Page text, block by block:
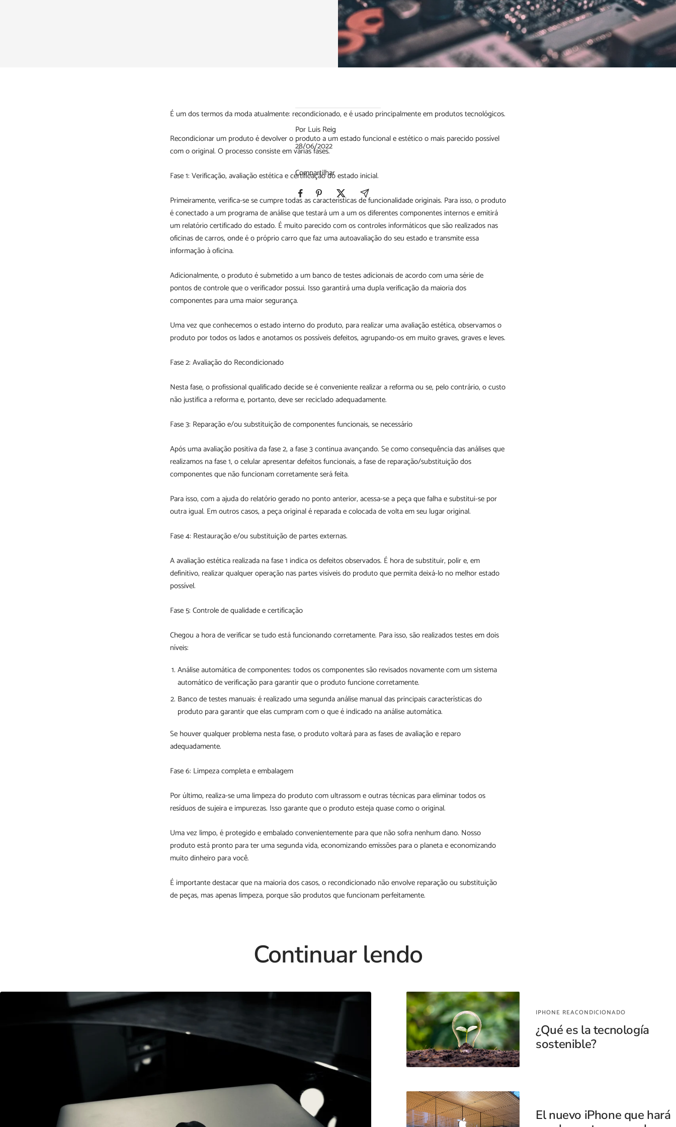
Por Luis Reig
28/06/2022
Compartilhar
É um dos termos da moda atualmente: recondicionado, e é usado principalmente em produtos tecnológicos.
Recondicionar um produto é devolver o produto a um estado funcional e estético o mais parecido possível
com o original. O processo consiste em várias fases.
Fase 1: Verificação, avaliação estética e certificação do estado inicial.
Primeiramente, verifica-se se cumpre todas as características de funcionalidade originais. Para isso, o produto
é conectado a um programa de análise que testará um a um os diferentes componentes internos e emitirá
um relatório certificado do estado. É muito parecido com os controles informáticos que são realizados nas
oficinas de carros, onde é o próprio carro que faz uma autoavaliação do seu estado e transmite essa
informação à oficina.
Adicionalmente, o produto é submetido a um banco de testes adicionais de acordo com uma série de
pontos de controle que o verificador possui. Isso garantirá uma dupla verificação da maioria dos
componentes para uma maior segurança.
Uma vez que conhecemos o estado interno do produto, para realizar uma avaliação estética, observamos o
produto por todos os lados e anotamos os possíveis defeitos, agrupando-os em muito graves, graves e leves.
Fase 2: Avaliação do Recondicionado
Nesta fase, o profissional qualificado decide se é conveniente realizar a reforma ou se, pelo contrário, o custo
não justifica a reforma e, portanto, deve ser reciclado adequadamente.
Fase 3: Reparação e/ou substituição de componentes funcionais, se necessário
Após uma avaliação positiva da fase 2, a fase 3 continua avançando. Se como consequência das análises que
realizamos na fase 1, o celular apresentar defeitos funcionais, a fase de reparação/substituição dos
componentes que não funcionam corretamente será feita.
Para isso, com a ajuda do relatório gerado no ponto anterior, acessa-se a peça que falha e substitui-se por
outra igual. Em outros casos, a peça original é reparada e colocada de volta em seu lugar original.
Fase 4: Restauração e/ou substituição de partes externas.
A avaliação estética realizada na fase 1 indica os defeitos observados. É hora de substituir, polir e, em
definitivo, realizar qualquer operação nas partes visíveis do produto que permita deixá-lo no melhor estado
possível.
Fase 5: Controle de qualidade e certificação
Chegou a hora de verificar se tudo está funcionando corretamente. Para isso, são realizados testes em dois
níveis:
Análise automática de componentes: todos os componentes são revisados novamente com um sistema
automático de verificação para garantir que o produto funcione corretamente.
Banco de testes manuais: é realizado uma segunda análise manual das principais características do
produto para garantir que elas cumpram com o que é indicado na análise automática.
Se houver qualquer problema nesta fase, o produto voltará para as fases de avaliação e reparo
adequadamente.
Fase 6: Limpeza completa e embalagem
Por último, realiza-se uma limpeza do produto com ultrassom e outras técnicas para eliminar todos os
resíduos de sujeira e impurezas. Isso garante que o produto esteja quase como o original.
Uma vez limpo, é protegido e embalado convenientemente para que não sofra nenhum dano. Nosso
produto está pronto para ter uma segunda vida, economizando emissões para o planeta e economizando
muito dinheiro para você.
É importante destacar que na maioria dos casos, o recondicionado não envolve reparação ou substituição
de peças, mas apenas limpeza, porque são produtos que funcionam perfeitamente.
Continuar lendo
IPHONE REACONDICIONADO
¿Qué es la tecnología
sostenible?
El nuevo iPhone que hará